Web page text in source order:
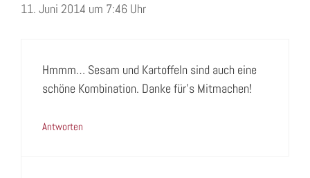
11. Juni 2014 um 7:46 Uhr
Hmmm… Sesam und Kartoffeln sind auch eine
schöne Kombination. Danke für’s Mitmachen!
Antworten